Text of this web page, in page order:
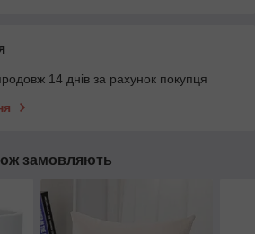
14 днів за рахунок покупця
замовляють